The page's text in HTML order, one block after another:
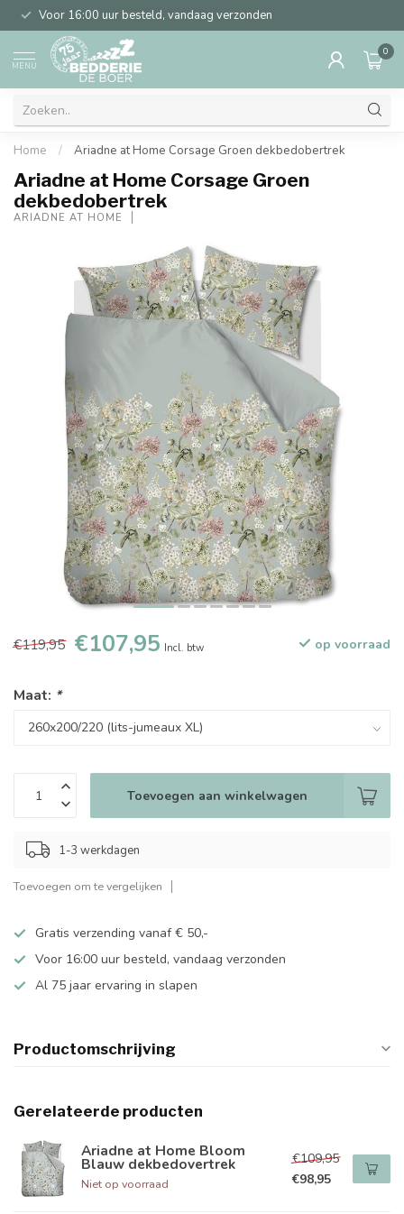
Voor 16:00 uur besteld, vandaag verzonden
MENU
0
Home / Ariadne at Home Corsage Groen dekbedobertrek
Ariadne at Home Corsage Groen
dekbedobertrek
ARIADNE AT HOME
€119,95 €107,95 Incl. btw op voorraad
Maat: *
Toevoegen aan winkelwagen
1-3 werkdagen
Toevoegen om te vergelijken
Gratis verzending vanaf € 50,-
Voor 16:00 uur besteld, vandaag verzonden
Al 75 jaar ervaring in slapen
Productomschrijving
Gerelateerde producten
Ariadne at Home Bloom
Blauw dekbedovertrek
Niet op voorraad
€109,95
€98,95